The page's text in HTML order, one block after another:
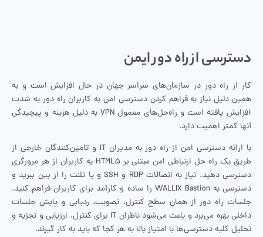
دسترسی از راه دور ایمن
کار از راه دور در سازمان‌های سراسر جهان در حال افزایش است و به
همین دلیل نیاز به فراهم کردن دسترسی امن به کاربران راه دور به شدت
افزایش یافته است و راه‌حل‌های معمول VPN به دلیل هزینه و پیچیدگی
آنها کمتر اهمیت دارد.
با ارائه دسترسی امن از راه دور به مدیران IT و تامین‌کنندگان خارجی از
طریق یک راه حل ارتباطی امن مبتنی بر HTML5 به کاربران از هر مرورگری
دسترسی دهید. نیاز به اتصالات RDP و SSH و یا تلنت را از بین ببرید و
دسترسی به WALLIX Bastion را ساده و کارآمد برای کاربران فراهم کنید.
جلسات راه دور از همان سطح کنترل، تصویب، ردیابی و پایش جلسات
داخلی بهره می‌برد و باعث می‌شود ناظران IT برای کنترل، ارزیابی و تجزیه و
تحلیل کلیه دسترسی‌ها با امتیاز بالا به هر کجا که باید به کار گیرند.